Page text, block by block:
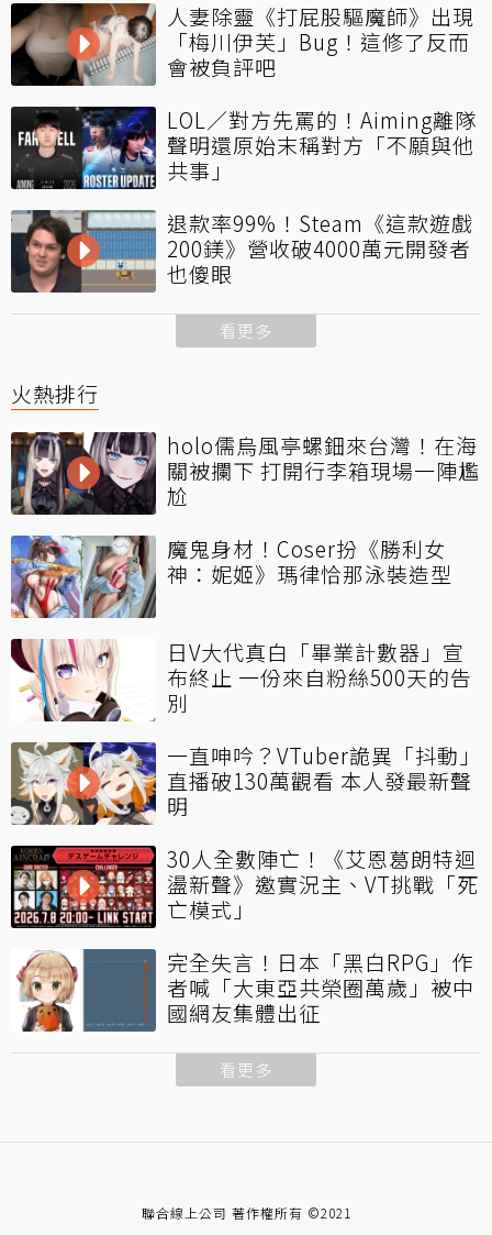
人妻除靈《打屁股驅魔師》出現
「梅川伊芙」Bug！這修了反而
會被負評吧
LOL／對方先罵的！Aiming離隊
聲明還原始末稱對方「不願與他
共事」
退款率99%！Steam《這款遊戲
200鎂》營收破4000萬元開發者
也傻眼
看更多
火熱排行
holo儒烏風亭螺鈿來台灣！在海
關被攔下 打開行李箱現場一陣尷
尬
魔鬼身材！Coser扮《勝利女
神：妮姬》瑪律恰那泳裝造型
日V大代真白「畢業計數器」宣
布終止 一份來自粉絲500天的告
別
一直呻吟？VTuber詭異「抖動」
直播破130萬觀看 本人發最新聲
明
30人全數陣亡！《艾恩葛朗特迴
盪新聲》邀實況主、VT挑戰「死
亡模式」
完全失言！日本「黑白RPG」作
者喊「大東亞共榮圈萬歲」被中
國網友集體出征
看更多
聯合線上公司 著作權所有 ©2021